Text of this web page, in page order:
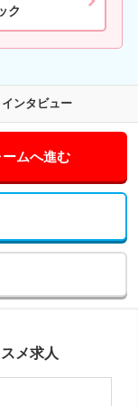
ク
インタビュー
ムへ進む
メ求人